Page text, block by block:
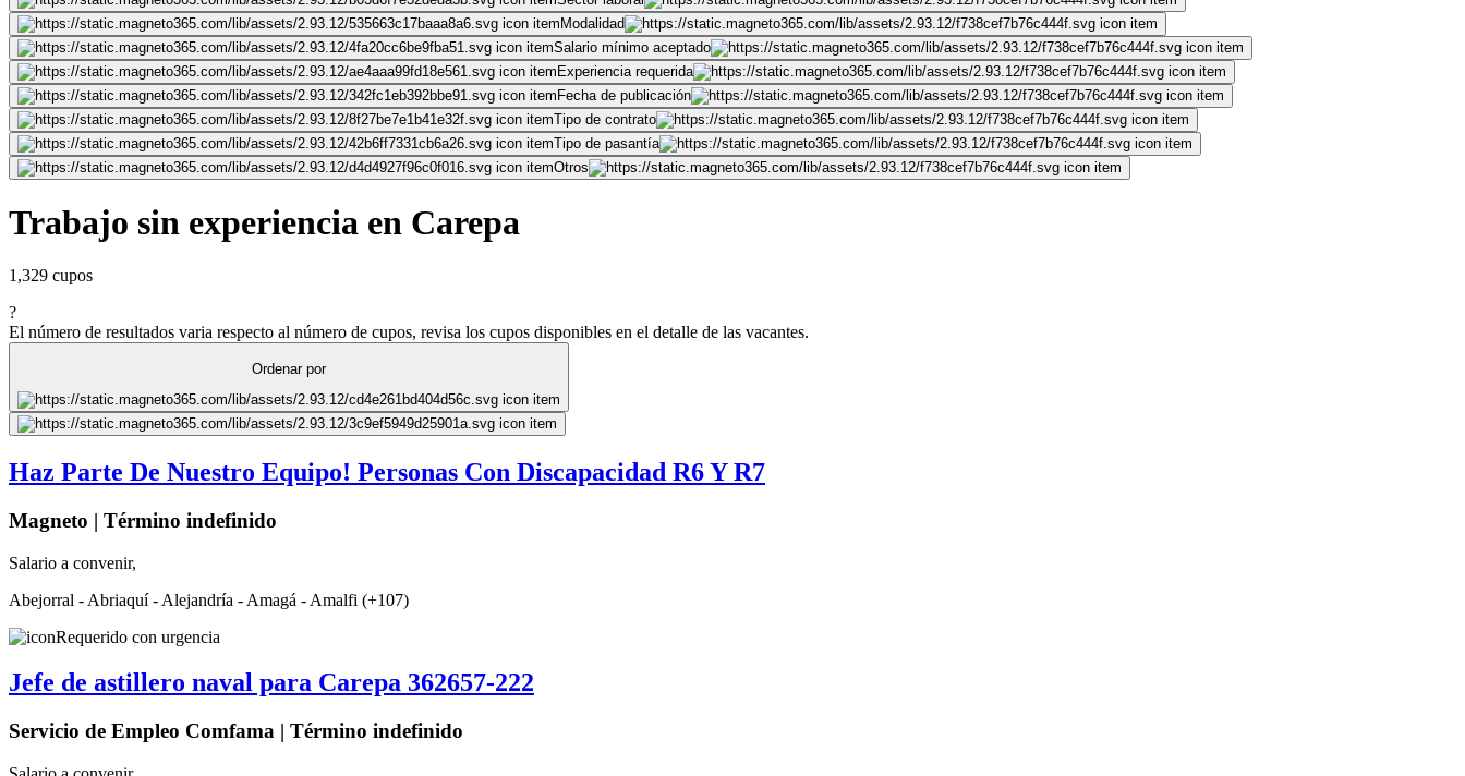
Modalidad
Salario mínimo aceptado
Experiencia requerida
Fecha de publicación
Tipo de contrato
Tipo de pasantía
Otros
Trabajo sin experiencia en Carepa
1,329 cupos
?
El número de resultados varia respecto al número de cupos, revisa los cupos disponibles en el detalle de las vacantes.
Ordenar por
Haz Parte De Nuestro Equipo! Personas Con Discapacidad R6 Y R7
Magneto | Término indefinido
Salario a convenir,
Abejorral - Abriaquí - Alejandría - Amagá - Amalfi (+107)
Requerido con urgencia
Jefe de astillero naval para Carepa 362657-222
Servicio de Empleo Comfama | Término indefinido